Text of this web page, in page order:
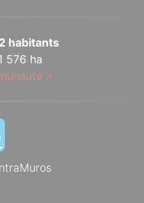
habitants
576 ha